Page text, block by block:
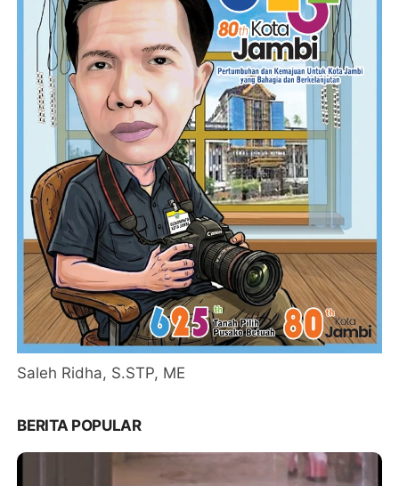
Saleh Ridha, S.STP, ME
BERITA POPULAR